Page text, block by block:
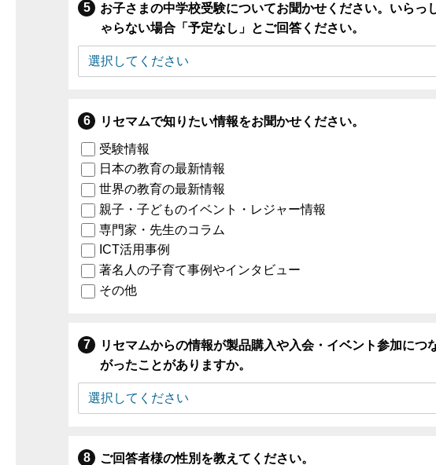
お子さまの中学校受験についてお聞かせください。いらっ
ゃらない場合「予定なし」とご回答ください。
リセマムで知りたい情報をお聞かせください。
受験情報
日本の教育の最新情報
世界の教育の最新情報
親子・子どものイベント・レジャー情報
専門家・先生のコラム
ICT活用事例
著名人の子育て事例やインタビュー
その他
リセマムからの情報が製品購入や入会・イベント参加につ
がったことがありますか。
ご回答者様の性別を教えてください。